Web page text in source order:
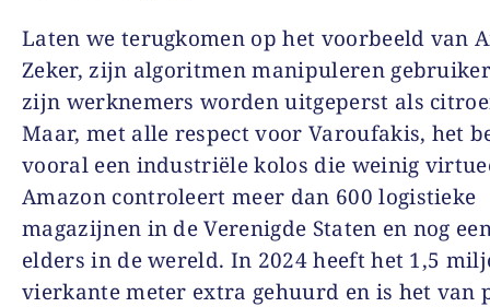
Laten we terugkomen op het voorbeeld van
Zeker, zijn algoritmen manipuleren
zijn werknemers worden uitgeperst als
Maar, met alle respect voor Varoufakis, het
vooral een industriële kolos die weinig
Amazon controleert meer dan 600 logistieke
magazijnen in de Verenigde Staten en nog
elders in de wereld. In 2024 heeft het 1,5
vierkante meter extra gehuurd en is het van